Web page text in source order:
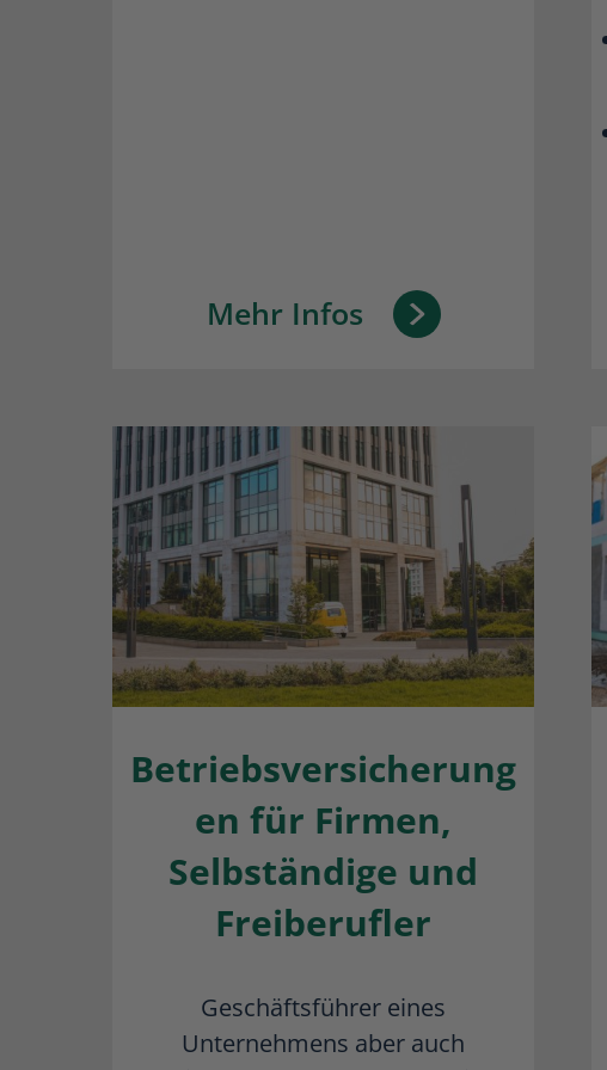
Mehr Infos
Betriebsversicherung
en für Firmen,
Selbständige und
Freiberufler
Geschäftsführer eines
Unternehmens aber auch